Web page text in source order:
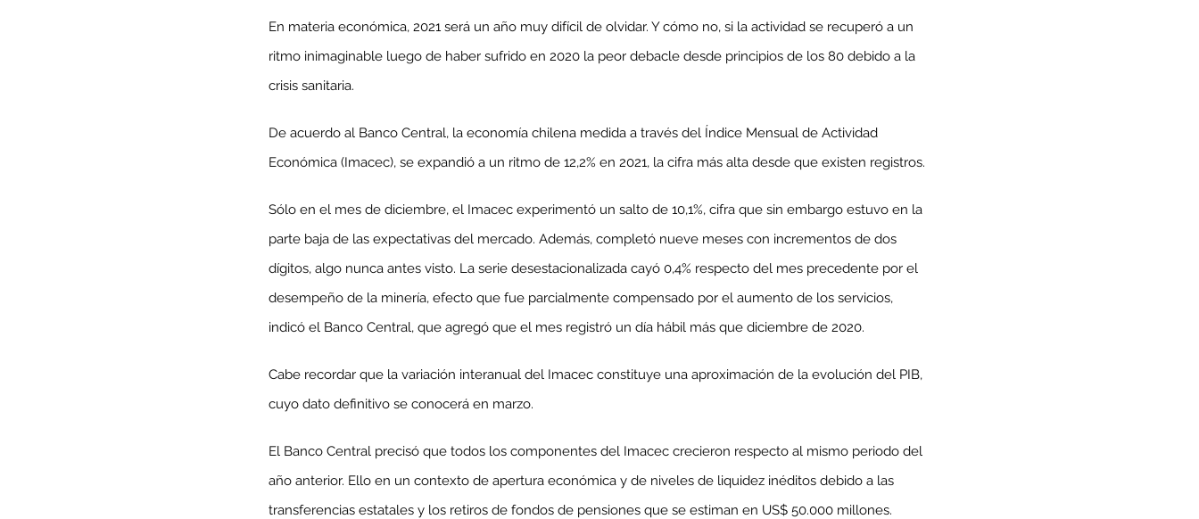
En materia económica, 2021 será un año muy difícil de olvidar. Y cómo no, si la actividad se recuperó a un
ritmo inimaginable luego de haber sufrido en 2020 la peor debacle desde principios de los 80 debido a la
crisis sanitaria.
De acuerdo al Banco Central, la economía chilena medida a través del Índice Mensual de Actividad
Económica (Imacec), se expandió a un ritmo de 12,2% en 2021, la cifra más alta desde que existen registros.
Sólo en el mes de diciembre, el Imacec experimentó un salto de 10,1%, cifra que sin embargo estuvo en la
parte baja de las expectativas del mercado. Además, completó nueve meses con incrementos de dos
dígitos, algo nunca antes visto. La serie desestacionalizada cayó 0,4% respecto del mes precedente por el
desempeño de la minería, efecto que fue parcialmente compensado por el aumento de los servicios,
indicó el Banco Central, que agregó que el mes registró un día hábil más que diciembre de 2020.
Cabe recordar que la variación interanual del Imacec constituye una aproximación de la evolución del PIB,
cuyo dato definitivo se conocerá en marzo.
El Banco Central precisó que todos los componentes del Imacec crecieron respecto al mismo periodo del
año anterior. Ello en un contexto de apertura económica y de niveles de liquidez inéditos debido a las
transferencias estatales y los retiros de fondos de pensiones que se estiman en US$ 50.000 millones.